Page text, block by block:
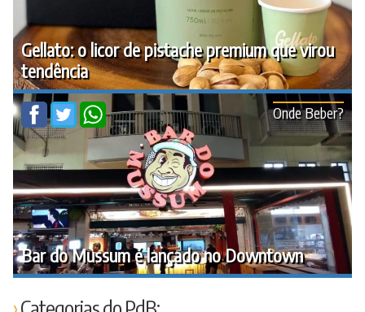
Gellato: o licor de pistache premium que virou
tendência
Bar do Mussum é lançado no Downtown
Onde Beber?